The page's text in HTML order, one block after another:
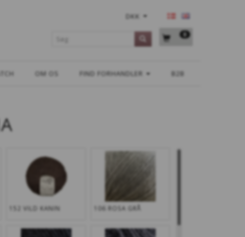
DKK
0
OM OS FIND FORHANDLER B2B
152 VILD KANIN 106 ROSA GRÅ